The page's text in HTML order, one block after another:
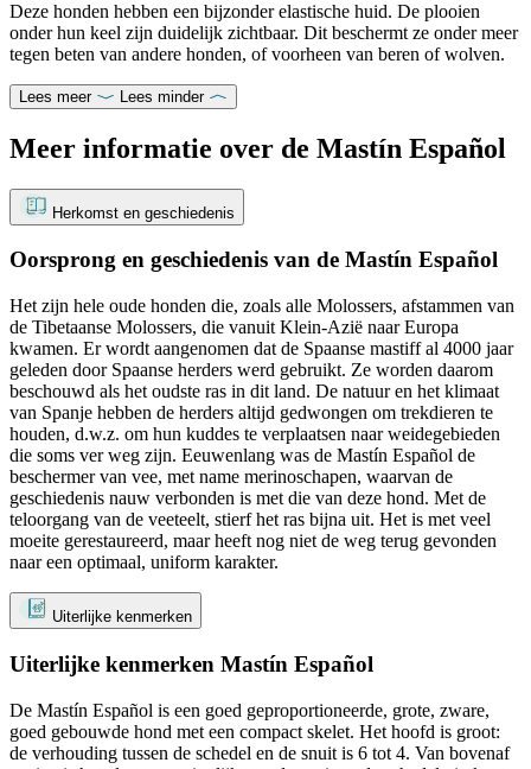
Deze honden hebben een bijzonder elastische huid. De plooien
onder hun keel zijn duidelijk zichtbaar. Dit beschermt ze onder meer
tegen beten van andere honden, of voorheen van beren of wolven.
Lees meer Lees minder
Meer informatie over de Mastín Español
Herkomst en geschiedenis
Oorsprong en geschiedenis van de Mastín Español
Het zijn hele oude honden die, zoals alle Molossers, afstammen van
de Tibetaanse Molossers, die vanuit Klein-Azië naar Europa
kwamen. Er wordt aangenomen dat de Spaanse mastiff al 4000 jaar
geleden door Spaanse herders werd gebruikt. Ze worden daarom
beschouwd als het oudste ras in dit land. De natuur en het klimaat
van Spanje hebben de herders altijd gedwongen om trekdieren te
houden, d.w.z. om hun kuddes te verplaatsen naar weidegebieden
die soms ver weg zijn. Eeuwenlang was de Mastín Español de
beschermer van vee, met name merinoschapen, waarvan de
geschiedenis nauw verbonden is met die van deze hond. Met de
teloorgang van de veeteelt, stierf het ras bijna uit. Het is met veel
moeite gerestaureerd, maar heeft nog niet de weg terug gevonden
naar een optimaal, uniform karakter.
Uiterlijke kenmerken
Uiterlijke kenmerken Mastín Español
De Mastín Español is een goed geproportioneerde, grote, zware,
goed gebouwde hond met een compact skelet. Het hoofd is groot:
de verhouding tussen de schedel en de snuit is 6 tot 4. Van bovenaf